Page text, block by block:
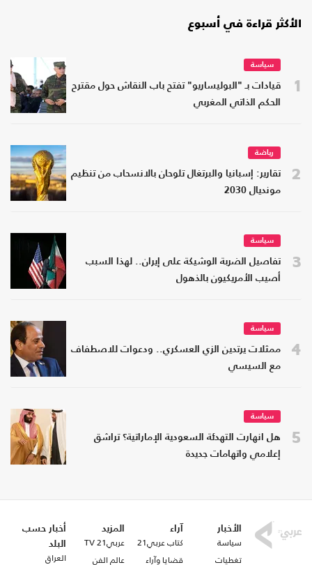
الأكثر قراءة في أسبوع
1
سياسة
قيادات بـ "البوليساريو" تفتح باب النقاش حول مقترح
الحكم الذاتي المغربي
2
رياضة
تقارير: إسبانيا والبرتغال تلوحان بالانسحاب من تنظيم
مونديال 2030
3
سياسة
تفاصيل الضربة الوشيكة على إيران.. لهذا السبب
أصيب الأمريكيون بالذهول
4
سياسة
ممثلات يرتدين الزي العسكري.. ودعوات للاصطفاف
مع السيسي
5
سياسة
هل انهارت التهدئة السعودية الإماراتية؟ تراشق
إعلامي واتهامات جديدة
الأخبار
سياسة
تغطيات
آراء
كتاب عربي21
قضايا وآراء
المزيد
عربي21 TV
عالم الفن
أخبار حسب
البلد
العراق